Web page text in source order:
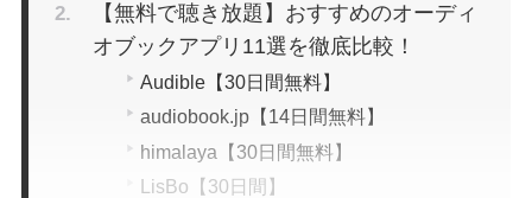
【無料で聴き放題】おすすめのオーディ
オブックアプリ11選を徹底比較！
Audible【30日間無料】
audiobook.jp【14日間無料】
himalaya【30日間無料】
LisBo【30日間】